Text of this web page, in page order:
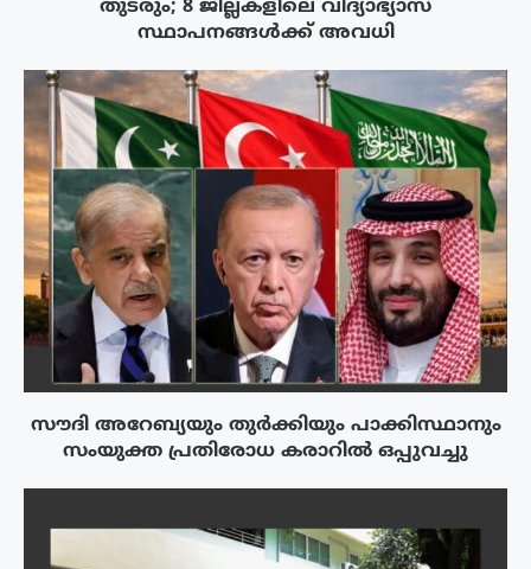
തുടരും; 8 ജില്ലകളിലെ വിദ്യാഭ്യാസ
സ്ഥാപനങ്ങൾക്ക് അവധി
സൗദി അറേബ്യയും തുർക്കിയും പാക്കിസ്ഥാനും
സംയുക്ത പ്രതിരോധ കരാറിൽ ഒപ്പുവച്ചു